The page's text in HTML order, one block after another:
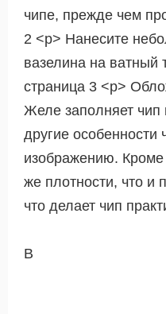
чипе, прежде чем
2 <р> Нанесите
вазелина на ватный
страница 3 <р>
Желе заполняет чип
другие особенности
изображению. Кроме
же плотности, что и
что делает чип
В